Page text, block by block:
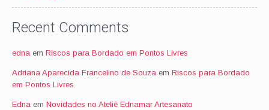
Recent Comments
edna em Riscos para Bordado em Pontos Livres
Adriana Aparecida Francelino de Souza em Riscos para Bordado
em Pontos Livres
Edna em Novidades no Ateliê Ednamar Artesanato